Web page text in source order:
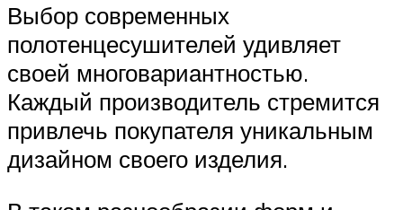
Выбор современных
полотенцесушителей удивляет
своей многовариантностью.
Каждый производитель стремится
привлечь покупателя уникальным
дизайном своего изделия.